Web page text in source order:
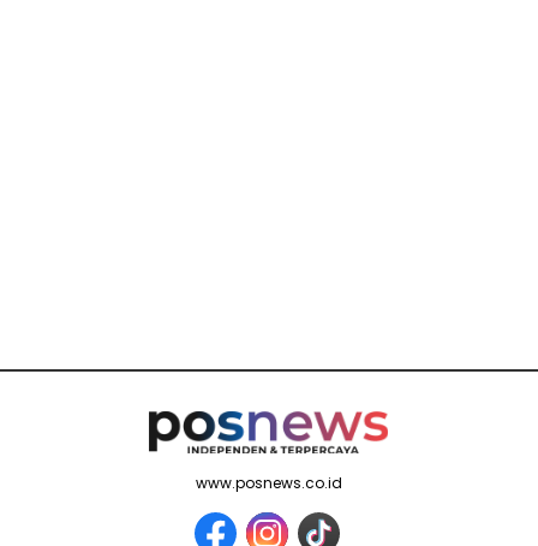
www.posnews.co.id